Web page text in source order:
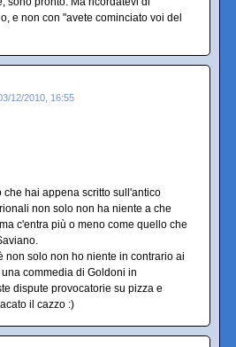
e non con "avete cominciato voi del
12/2010, 16:55
hai appena scritto sull'antico
non solo non ha niente a che
c'entra più o meno come quello che
non solo non ho niente in contrario ai
commedia di Goldoni in
dispute provocatorie su pizza e
il cazzo :)